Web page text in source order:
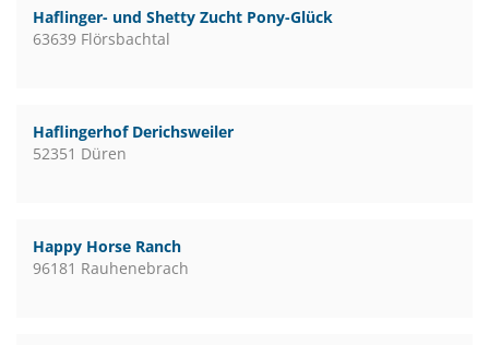
Haflinger- und Shetty Zucht Pony-Glück
63639 Flörsbachtal
Haflingerhof Derichsweiler
52351 Düren
Happy Horse Ranch
96181 Rauhenebrach